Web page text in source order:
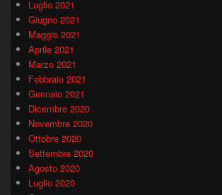
Luglio 2021
Giugno 2021
Maggio 2021
Aprile 2021
Marzo 2021
Febbraio 2021
Gennaio 2021
Dicembre 2020
Novembre 2020
Ottobre 2020
Settembre 2020
Agosto 2020
Luglio 2020